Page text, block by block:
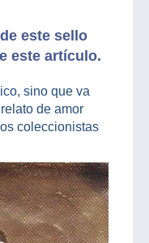
este sello
este artículo.
sino que va
de amor
coleccionistas